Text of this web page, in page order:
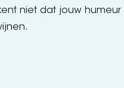
niet dat jouw